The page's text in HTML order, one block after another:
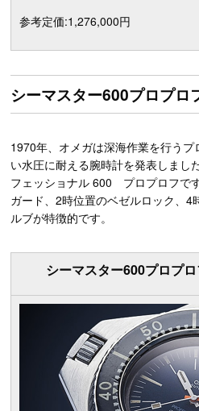
参考定価:1,276,000円
シーマスター600プロプロ
1970年、オメガは深海作業を行う
い水圧に耐える腕時計を発表しまし
フェッショナル 600 プロプロフで
ガード、2時位置のベゼルロック、
ルブが特徴的です。
シーマスター600プロプ